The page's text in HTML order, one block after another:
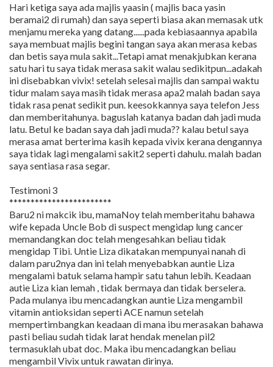
Hari ketiga saya ada majlis yaasin ( majlis baca yasin
beramai2 di rumah) dan saya seperti biasa akan memasak utk
menjamu mereka yang datang......pada kebiasaannya apabila
saya membuat majlis begini tangan saya akan merasa kebas
dan betis saya mula sakit...Tetapi amat menakjubkan kerana
satu hari tu saya tidak merasa sakit walau sedikitpun...adakah
ini disebabkan vivix! setelah selesai majlis dan sampai waktu
tidur malam saya masih tidak merasa apa2 malah badan saya
tidak rasa penat sedikit pun. keesokkannya saya telefon Jess
dan memberitahunya. baguslah katanya badan dah jadi muda
latu. Betul ke badan saya dah jadi muda?? kalau betul saya
merasa amat berterima kasih kepada vivix kerana dengannya
saya tidak lagi mengalami sakit2 seperti dahulu. malah badan
saya sentiasa rasa segar.
Testimoni 3
************************
Baru2 ni makcik ibu, mamaNoy telah memberitahu bahawa
wife kepada Uncle Bob di suspect mengidap lung cancer
memandangkan doc telah mengesahkan beliau tidak
mengidap Tibi. Untie Liza dikatakan mempunyai nanah di
dalam paru2nya dan ini telah menyebabkan auntie Liza
mengalami batuk selama hampir satu tahun lebih. Keadaan
autie Liza kian lemah , tidak bermaya dan tidak berselera.
Pada mulanya ibu mencadangkan auntie Liza mengambil
vitamin antioksidan seperti ACE namun setelah
mempertimbangkan keadaan di mana ibu merasakan bahawa
pasti beliau sudah tidak larat hendak menelan pil2
termasuklah ubat doc. Maka ibu mencadangkan beliau
mengambil Vivix untuk rawatan dirinya.